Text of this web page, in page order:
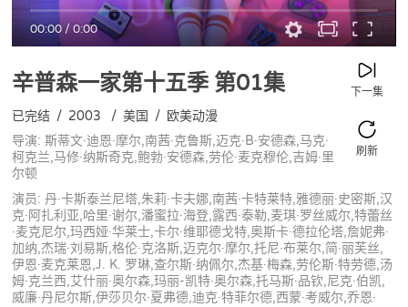
00:00/0:00
辛普森一家第十五季第01集 下一集
刷新
已完结 / 2003 / 美国 / 欧美动漫
导演: 斯蒂文·迪恩·摩尔,南茜·克鲁斯,迈克·B·安德森,马克·
柯克兰,马修·纳斯奇克,鲍勃·安德森,劳伦·麦克穆伦,吉姆·里
尔顿
演员: 丹·卡斯泰兰尼塔,朱莉·卡夫娜,南茜·卡特莱特,雅德丽·史密斯,汉
克·阿扎利亚,哈里·谢尔,潘蜜拉·海登,露西·泰勒,麦琪·罗丝威尔,特蕾丝
·麦克尼尔,玛西娅·华莱士,卡尔·维耶德戈特,奥斯卡·德拉伦塔,詹妮弗·
加纳,杰瑞·刘易斯,格伦·克洛斯,迈克尔·摩尔,托尼·布莱尔,简·丽芙丝,
伊恩·麦克莱恩,J. K. 罗琳,查尔斯·纳佩尔,杰基·梅森,劳伦斯·特劳德,汤
姆·克兰西,艾什丽·奥尔森,玛丽-凯特·奥尔森,托马斯·品钦,尼克·伯凯,
威廉·丹尼尔斯,伊莎贝尔·夏弗德,迪克·特菲尔德,西蒙·考威尔,乔恩·